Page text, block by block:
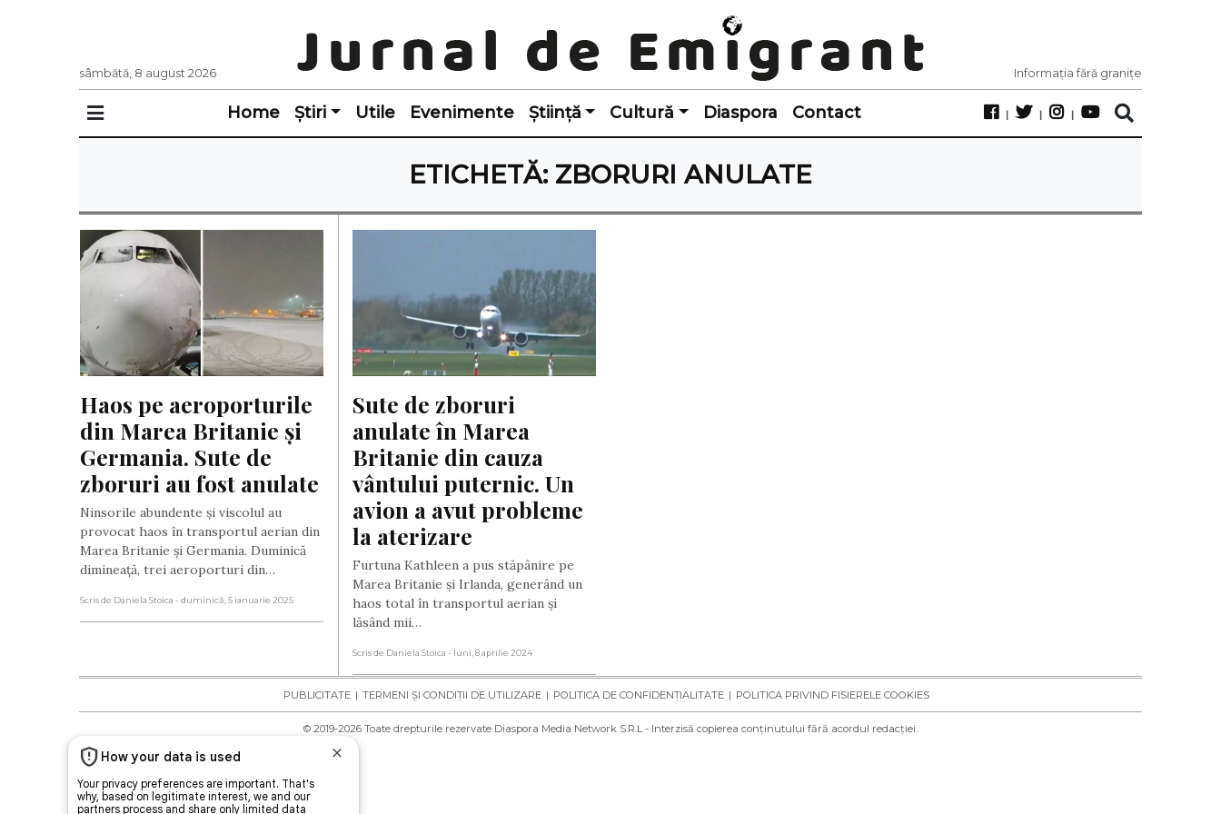
sâmbătă, 8 august 2026 Informația fără granițe
Home Știri Utile Evenimente Știință Cultură Diaspora Contact
ETICHETĂ: ZBORURI ANULATE
Haos pe aeroporturile
din Marea Britanie și
Germania. Sute de
zboruri au fost anulate
Ninsorile abundente și viscolul au
provocat haos în transportul aerian din
Marea Britanie și Germania. Duminică
dimineață, trei aeroporturi din…
Scris de Daniela Stoica - duminică, 5 ianuarie 2025
Sute de zboruri
anulate în Marea
Britanie din cauza
vântului puternic. Un
avion a avut probleme
la aterizare
Furtuna Kathleen a pus stăpânire pe
Marea Britanie și Irlanda, generând un
haos total în transportul aerian și
lăsând mii…
Scris de Daniela Stoica - luni, 8 aprilie 2024
PUBLICITATE TERMENI ȘI CONDIȚII DE UTILIZARE POLITICA DE CONFIDENȚIALITATE POLITICA PRIVIND FISIERELE COOKIES
© 2019-2026 Toate drepturile rezervate Diaspora Media Network S.R.L - Interzisă copierea conținutului fără acordul redacției.